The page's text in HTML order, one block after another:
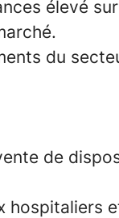
élevé
du
de
hospitaliers